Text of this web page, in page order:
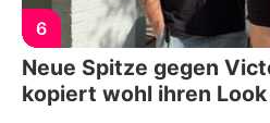
6
Neue Spitze gegen
kopiert wohl ihren Look